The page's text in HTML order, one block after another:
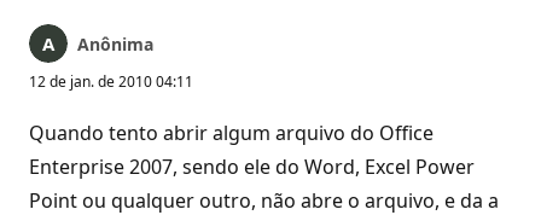
Anônima
12 de jan. de 2010 04:11
Quando tento abrir algum arquivo do Office
Enterprise 2007, sendo ele do Word, Excel Power
Point ou qualquer outro, não abre o arquivo, e da a